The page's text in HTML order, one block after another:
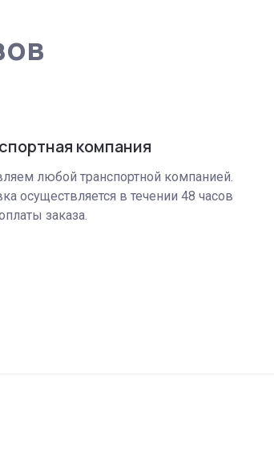
компания
любой транспортной компанией.
осуществляется в течении 48 часов
заказа.